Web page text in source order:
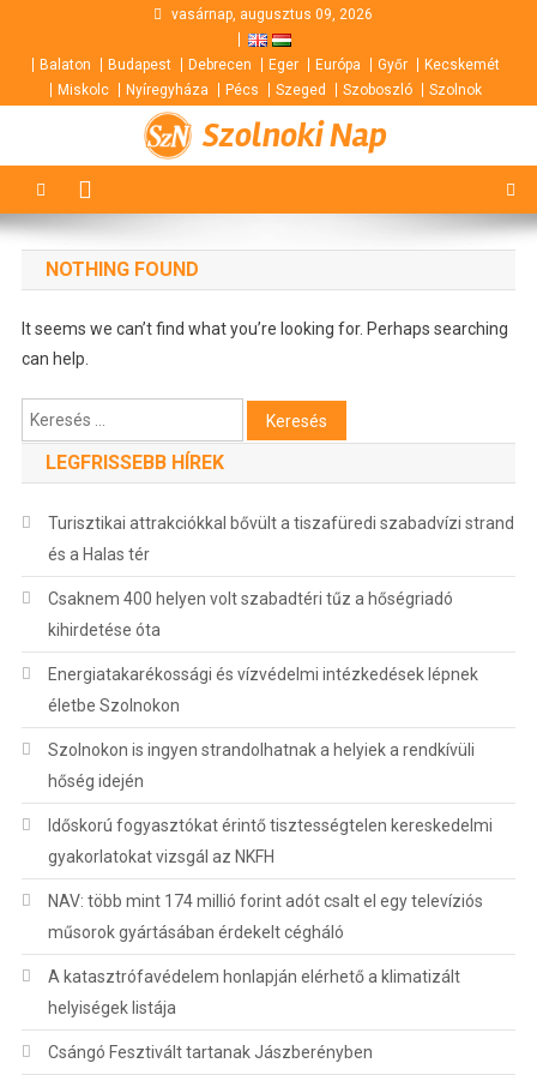
content
vasárnap, augusztus 09, 2026
Balaton Budapest Debrecen Eger Európa Győr
Kecskemét
Miskolc
Nyíregyháza Pécs Szeged Szoboszló Szolnok
Szolnoki Nap
NOTHING FOUND
It seems we can’t find what you’re looking for. Perhaps searching
can help.
Keresés:
LEGFRISSEBB HÍREK
Turisztikai attrakciókkal bővült a tiszafüredi szabadvízi strand
és a Halas tér
Csaknem 400 helyen volt szabadtéri tűz a hőségriadó
kihirdetése óta
Energiatakarékossági és vízvédelmi intézkedések lépnek
életbe Szolnokon
Szolnokon is ingyen strandolhatnak a helyiek a rendkívüli
hőség idején
Időskorú fogyasztókat érintő tisztességtelen kereskedelmi
gyakorlatokat vizsgál az NKFH
NAV: több mint 174 millió forint adót csalt el egy televíziós
műsorok gyártásában érdekelt cégháló
A katasztrófavédelem honlapján elérhető a klimatizált
helyiségek listája
Csángó Fesztivált tartanak Jászberényben